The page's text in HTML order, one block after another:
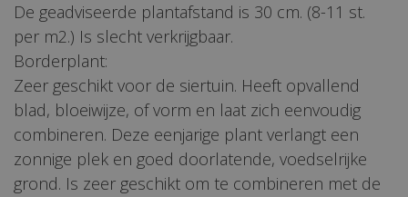
De geadviseerde plantafstand is 30 cm. (8-11 st.
per m2.) Is slecht verkrijgbaar.
Borderplant:
Zeer geschikt voor de siertuin. Heeft opvallend
blad, bloeiwijze, of vorm en laat zich eenvoudig
combineren. Deze eenjarige plant verlangt een
zonnige plek en goed doorlatende, voedselrijke
grond. Is zeer geschikt om te combineren met de